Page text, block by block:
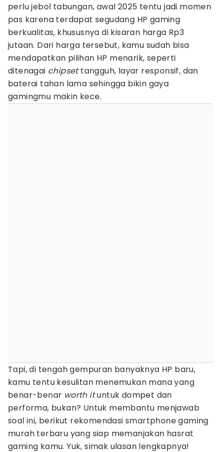
perlu jebol tabungan, awal 2025 tentu jadi momen
pas karena terdapat segudang HP gaming
berkualitas, khususnya di kisaran harga Rp3
jutaan. Dari harga tersebut, kamu sudah bisa
mendapatkan pilihan HP menarik, seperti
ditenagai chipsettangguh, layar responsif, dan
baterai tahan lama sehingga bikin gaya
gamingmu makin kece.
Tapi, di tengah gempuran banyaknya HP baru,
kamu tentu kesulitan menemukan mana yang
benar-benar worth ituntuk dompet dan
performa, bukan? Untuk membantu menjawab
soal ini, berikut rekomendasi smartphone gaming
murah terbaru yang siap memanjakan hasrat
gaming kamu. Yuk, simak ulasan lengkapnya!